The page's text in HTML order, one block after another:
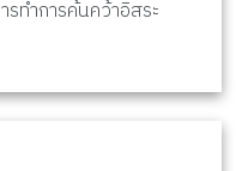
รทำการค้นคว้าอิสระ